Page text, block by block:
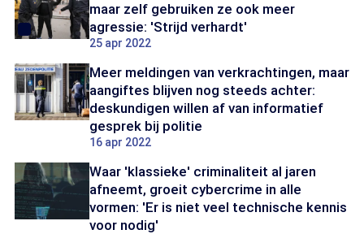
maar zelf gebruiken ze ook meer
agressie: 'Strijd verhardt'
25 apr 2022
Meer meldingen van verkrachtingen, maar
aangiftes blijven nog steeds achter:
deskundigen willen af van informatief
gesprek bij politie
16 apr 2022
Waar 'klassieke' criminaliteit al jaren
afneemt, groeit cybercrime in alle
vormen: 'Er is niet veel technische kennis
voor nodig'